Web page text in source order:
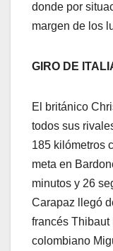
donde por
margen de los
GIRO DE
El británico
todos sus
185 kilómetros
meta en
minutos y 26
Carapaz llegó
francés Thibaut
colombiano